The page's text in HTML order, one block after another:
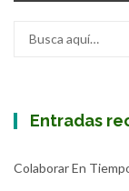
Entradas
Colaborar En